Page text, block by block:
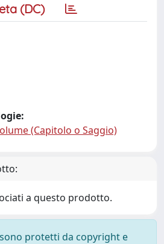
(DC)
(Capitolo o Saggio)
a questo prodotto.
protetti da copyright e